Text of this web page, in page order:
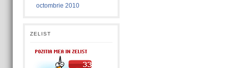
octombrie 2010
ZELIST